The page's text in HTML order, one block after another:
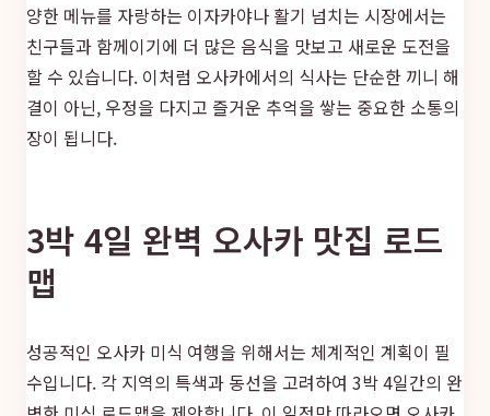
양한 메뉴를 자랑하는 이자카야나 활기 넘치는 시장에서는
친구들과 함께이기에 더 많은 음식을 맛보고 새로운 도전을
할 수 있습니다. 이처럼 오사카에서의 식사는 단순한 끼니 해
결이 아닌, 우정을 다지고 즐거운 추억을 쌓는 중요한 소통의
장이 됩니다.
3박 4일 완벽 오사카 맛집 로드
맵
성공적인 오사카 미식 여행을 위해서는 체계적인 계획이 필
수입니다. 각 지역의 특색과 동선을 고려하여 3박 4일간의 완